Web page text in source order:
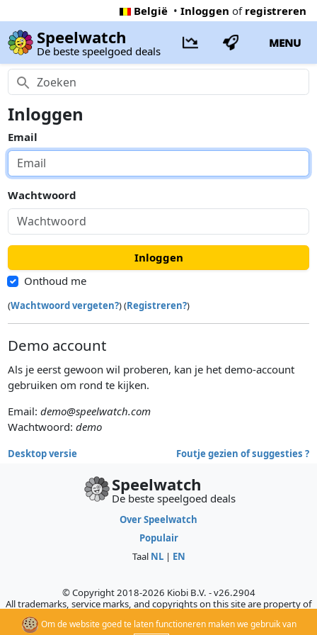
België • Inloggen of registreren
Speelwatch
De beste speelgoed deals
MENU
Inloggen
Email
Wachtwoord
Inloggen
Onthoud me
(Wachtwoord vergeten?) (Registreren?)
Demo account
Als je eerst gewoon wil proberen, kan je het demo-account
gebruiken om rond te kijken.
Email:demo@speelwatch.com
Wachtwoord:demo
Desktop versie Foutje gezien of suggesties ?
Om de website goed te laten functioneren maken we gebruik van
Speelwatch
De beste speelgoed deals
Over Speelwatch
Populair
Taal NL| EN
© Copyright 2018-2026 Kiobi B.V. - v26.2904
All trademarks, service marks, and copyrights on this site are property of
their respective owners, who do not sponsor, authorize, or endorse this
site.